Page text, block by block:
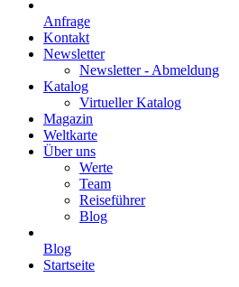
Anfrage
Kontakt
Newsletter
Newsletter - Abmeldung
Katalog
Virtueller Katalog
Magazin
Weltkarte
Über uns
Werte
Team
Reiseführer
Blog
Blog
Startseite